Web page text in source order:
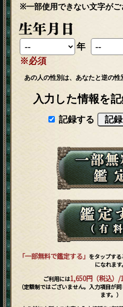
※一部使用できない文字がご
年
※必須
あの人の性別は、あなたと逆の性
入力した情報を
記録する
「一部無料で鑑定する」 をタップす
になれます
ご利用には1,650円（税込）/
（定額制ではございません。入力項目が
ます。）